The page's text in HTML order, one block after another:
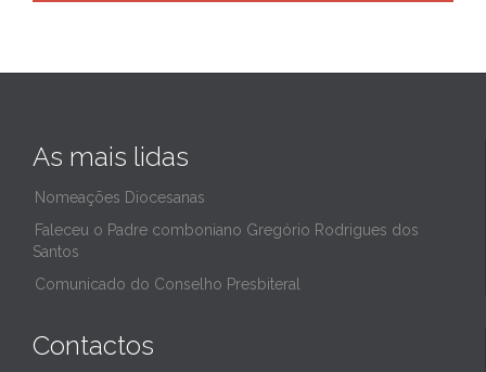
As mais lidas
Nomeações Diocesanas
Faleceu o Padre comboniano Gregório Rodrigues dos
Santos
Comunicado do Conselho Presbiteral
Contactos